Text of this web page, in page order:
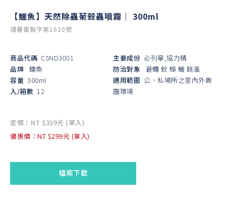
【鱷魚】天然除蟲菊殺蟲噴霧｜ 300ml
環署衛製字第1620號
商品代碼 CSND3001
品牌 鱷魚
容量 300ml
入/箱數 12
主要成份 必列寧,協力精
防治對象 蒼蠅 蚊 蟑 蟻 跳蚤
適用範圍 公、私場所之室內外周
圍環境
定價：NT $359元 (單入)
優惠價：NT $299元 (單入)
檔案下載